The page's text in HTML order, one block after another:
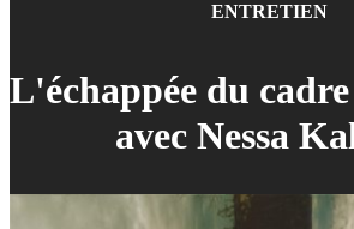
ENTRETIEN
L'échappée du
avec Nessa